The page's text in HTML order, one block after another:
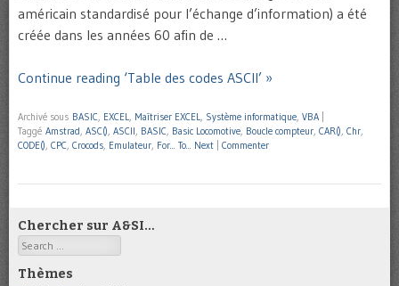
américain standardisé pour l’échange d’information) a été
créée dans les années 60 afin de …
Continue reading ‘Table des codes ASCII’ »
Archivé sous BASIC, EXCEL, Maîtriser EXCEL, Système informatique, VBA
Taggé Amstrad, ASC(), ASCII, BASIC, Basic Locomotive, Boucle compteur, CAR(), Chr,
CODE(), CPC, Crocods, Emulateur, For... To... Next Commenter
Chercher sur A&SI…
Search
Thèmes